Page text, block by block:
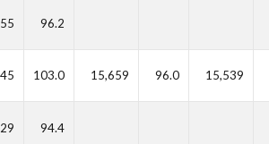
96.2
103.0 15,659 96.0 15,539
94.4